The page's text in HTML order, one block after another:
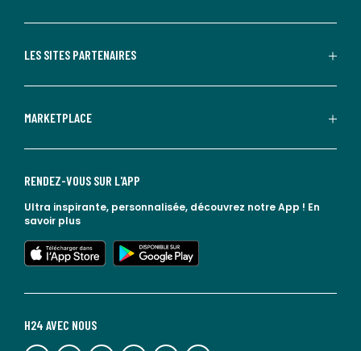
LES SITES PARTENAIRES
MARKETPLACE
H24 AVEC NOUS
lien vers l'espace réseaux sociaux lien vers l'espace réseaux sociaux lien vers l'espace réseaux sociaux lien vers l'espace réseaux sociaux lien vers l'espace réseaux sociaux lien vers le blog la redoute
RENDEZ-VOUS SUR L'APP
Ultra inspirante, personnalisée, découvrez notre App ! En
savoir plus
lien vers l'app store
lien vers google play